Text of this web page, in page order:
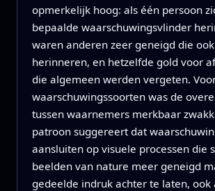
opmerkelijk hoog: als één persoon
bepaalde waarschuwingsvlinder
waren anderen zeer geneigd die
herinneren, en hetzelfde gold voor
die algemeen werden vergeten.
waarschuwingssoorten was de
tussen waarnemers merkbaar
patroon suggereert dat
aansluiten op visuele processen die
beelden van nature meer geneigd
gedeelde indruk achter te laten, ook